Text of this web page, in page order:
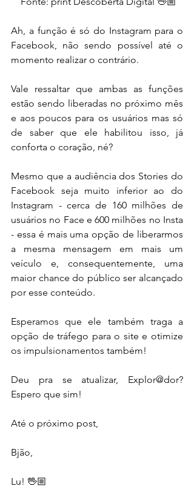
Ah, a função é só do Instagram para o
Facebook, não sendo possível até o
momento realizar o contrário.
Vale ressaltar que ambas as funções
estão sendo liberadas no próximo mês
e aos poucos para os usuários mas só
de saber que ele habilitou isso, já
conforta o coração, né?
Mesmo que a audiência dos Stories do
Facebook seja muito inferior ao do
Instagram - cerca de 160 milhões de
usuários no Face e 600 milhões no Insta
- essa é mais uma opção de liberarmos
a mesma mensagem em mais um
veículo e, consequentemente, uma
maior chance do público ser alcançado
por esse conteúdo.
Esperamos que ele também traga a
opção de tráfego para o site e otimize
os impulsionamentos também!
Deu pra se atualizar, Explor@dor?
Espero que sim!
Até o próximo post,
Bjão,
Lu! 🖖🏼